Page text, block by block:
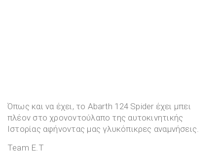
Όπως και να έχει, το Abarth 124 Spider έχει μπει
πλέον στο χρονοντούλαπο της αυτοκινητικής
Ιστορίας αφήνοντας μας γλυκόπικρες αναμνήσεις.
Team E.T